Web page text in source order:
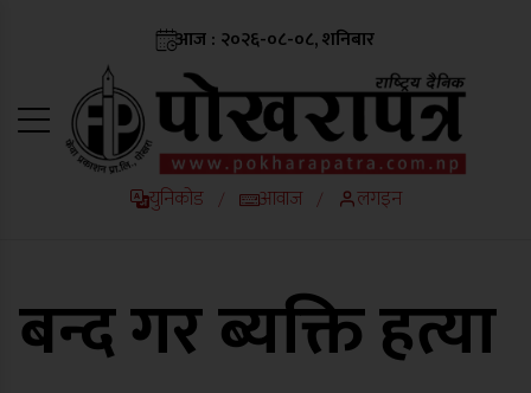
आज : २०२६-०८-०८, शनिबार
युनिकोड / आवाज / लगइन
बन्द गर ब्यक्ति हत्या